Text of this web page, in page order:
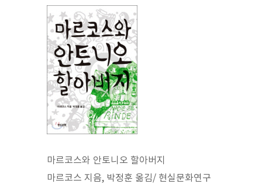
마르코스와 안토니오 할아버지
마르코스 지음, 박정훈 옮김/ 현실문화연구